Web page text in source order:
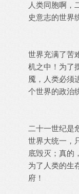
人类同胞啊，
史意志的世界
世界充满了苦
机之中！为了
魇，人类必
个世界的政治
二十一世纪是
世界大统一，
底毁灭；真的
为了人类的生
府！